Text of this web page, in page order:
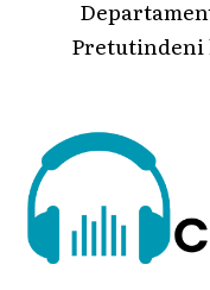
Pretutindeni